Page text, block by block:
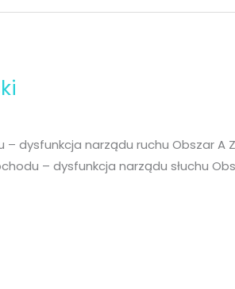
dysfunkcja narządu ruchu Obszar A
– dysfunkcja narządu słuchu